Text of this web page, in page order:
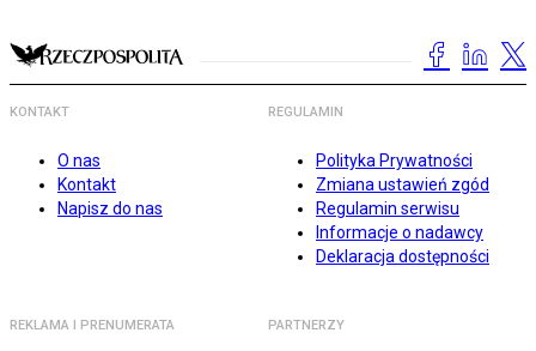
KONTAKT
O nas
Kontakt
Napisz do nas
REGULAMIN
Polityka Prywatności
Zmiana ustawień zgód
Regulamin serwisu
Informacje o nadawcy
Deklaracja dostępności
REKLAMA I PRENUMERATA PARTNERZY